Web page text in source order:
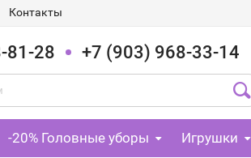
Контакты
81-28 +7 (903) 968-33-14
-20% Головные уборы Игрушки